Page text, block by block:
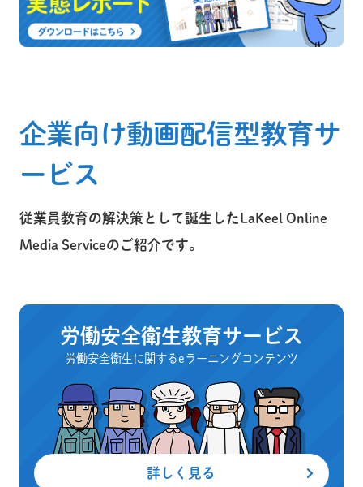
企業向け動画配信型教育サ
ービス
従業員教育の解決策として誕生したLaKeel Online
Media Serviceのご紹介です。
労働安全衛生教育サービス
労働安全衛生に関するeラーニングコンテンツ
詳しく見る